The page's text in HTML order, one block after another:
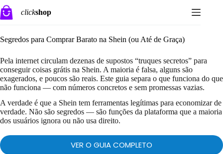
Pular
para
o
clickshop
Segredos para Comprar Barato na Shein (ou Até de Graça)
Pela internet circulam dezenas de supostos “truques secretos” para
conseguir coisas grátis na Shein. A maioria é falsa, alguns são
exagerados, e poucos são reais. Este guia separa o que funciona do que
não funciona — com números concretos e sem promessas vazias.
A verdade é que a Shein tem ferramentas legítimas para economizar de
verdade. Não são segredos — são funções da plataforma que a maioria
dos usuários ignora ou não usa direito.
VER O GUIA COMPLETO